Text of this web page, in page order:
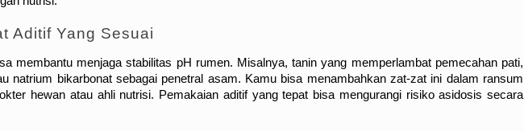
Aditif Yang Sesuai
membantu menjaga stabilitas pH rumen. Misalnya, tanin yang memperlambat pemecahan pati,
natrium bikarbonat sebagai penetral asam. Kamu bisa menambahkan zat-zat ini dalam ransum
hewan atau ahli nutrisi. Pemakaian aditif yang tepat bisa mengurangi risiko asidosis secara